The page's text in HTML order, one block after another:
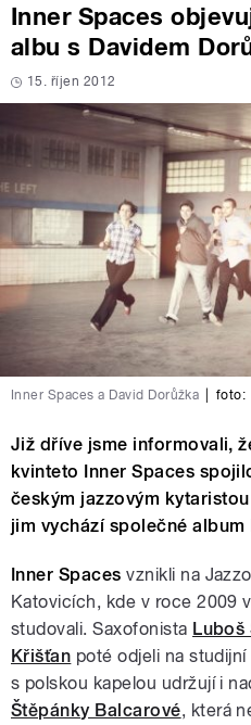
Inner Spaces
albu s Davidem
15. říjen 2012
Inner Spaces a David Dorůžka foto:
Již dříve jsme informovali,
kvinteto Inner Spaces
českým jazzovým
jim vychází společné album
Inner Spaces vznikli na
Katovicích, kde v roce 2009
studovali. Saxofonista Luboš
Křišťan poté odjeli na
s polskou kapelou udržují i
Štěpánky Balcarové, která